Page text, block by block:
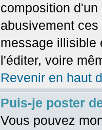
composition
abusivement
message illisible
l'éditer, voire
Revenir en haut
Puis-je poster
Vous pouvez